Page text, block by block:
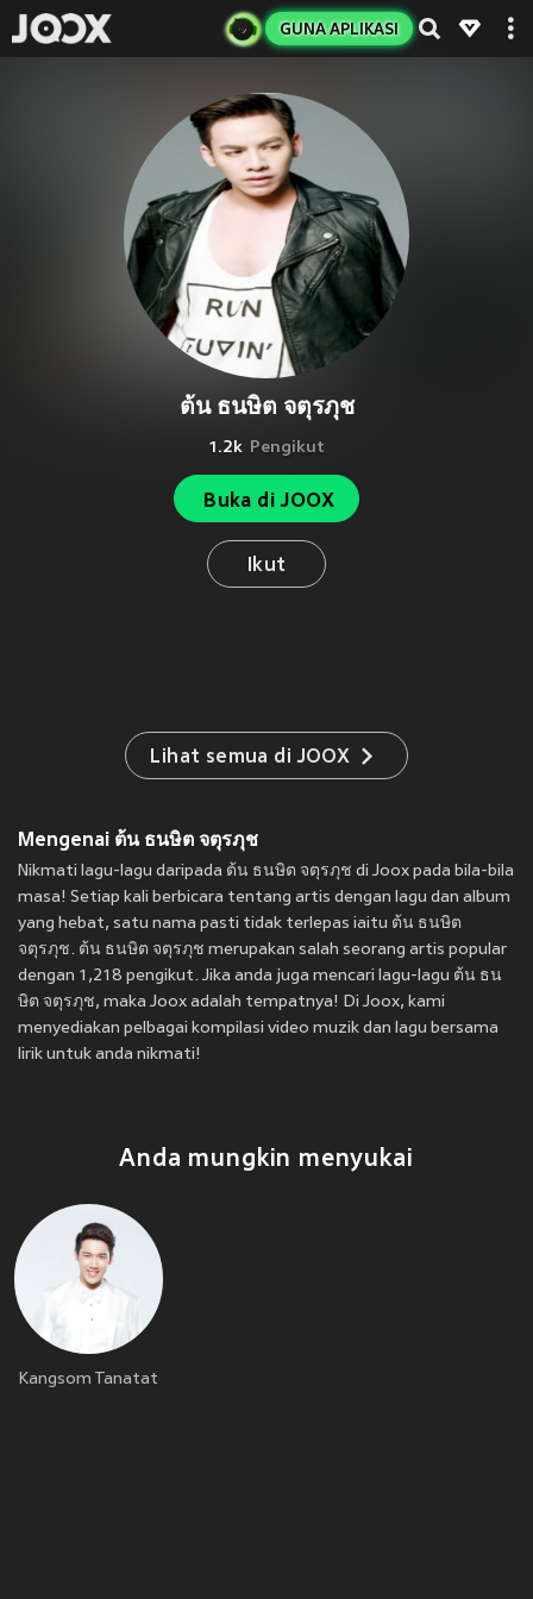
GUNA APLIKASI
ต้น ธนษิต จตุรภุช
1.2k Pengikut
Buka di JOOX
Ikut
Lihat semua di JOOX
Mengenai ต้น ธนษิต จตุรภุช
Nikmati lagu-lagu daripada ต้น ธนษิต จตุรภุช di Joox pada bila-bila
masa! Setiap kali berbicara tentang artis dengan lagu dan album
yang hebat, satu nama pasti tidak terlepas iaitu ต้น ธนษิต
จตุรภุช. ต้น ธนษิต จตุรภุช merupakan salah seorang artis popular
dengan 1,218 pengikut. Jika anda juga mencari lagu-lagu ต้น ธน
ษิต จตุรภุช, maka Joox adalah tempatnya! Di Joox, kami
menyediakan pelbagai kompilasi video muzik dan lagu bersama
lirik untuk anda nikmati!
Anda mungkin menyukai
Kangsom Tanatat